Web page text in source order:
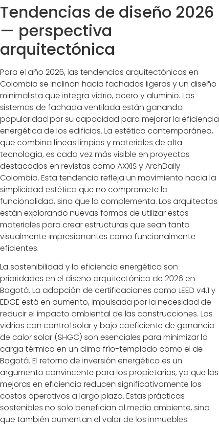
Tendencias de diseño 2026
— perspectiva
arquitectónica
Para el año 2026, las tendencias arquitectónicas en
Colombia se inclinan hacia fachadas ligeras y un diseño
minimalista que integra vidrio, acero y aluminio. Los
sistemas de fachada ventilada están ganando
popularidad por su capacidad para mejorar la eficiencia
energética de los edificios. La estética contemporánea,
que combina líneas limpias y materiales de alta
tecnología, es cada vez más visible en proyectos
destacados en revistas como AXXIS y ArchDaily
Colombia. Esta tendencia refleja un movimiento hacia la
simplicidad estética que no compromete la
funcionalidad, sino que la complementa. Los arquitectos
están explorando nuevas formas de utilizar estos
materiales para crear estructuras que sean tanto
visualmente impresionantes como funcionalmente
eficientes.
La sostenibilidad y la eficiencia energética son
prioridades en el diseño arquitectónico de 2026 en
Bogotá. La adopción de certificaciones como LEED v4.1 y
EDGE está en aumento, impulsada por la necesidad de
reducir el impacto ambiental de las construcciones. Los
vidrios con control solar y bajo coeficiente de ganancia
de calor solar (SHGC) son esenciales para minimizar la
carga térmica en un clima frío-templado como el de
Bogotá. El retorno de inversión energético es un
argumento convincente para los propietarios, ya que las
mejoras en eficiencia reducen significativamente los
costos operativos a largo plazo. Estas prácticas
sostenibles no solo benefician al medio ambiente, sino
que también aumentan el valor de los inmuebles.